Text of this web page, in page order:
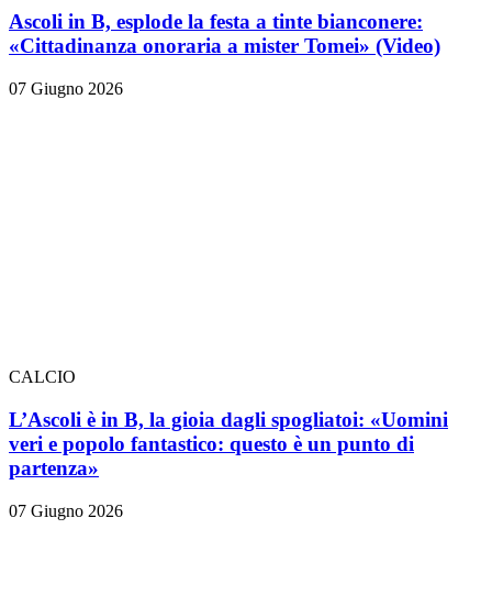
Ascoli in B, esplode la festa a tinte bianconere:
«Cittadinanza onoraria a mister Tomei» (Video)
07 Giugno 2026
CALCIO
L’Ascoli è in B, la gioia dagli spogliatoi: «Uomini
veri e popolo fantastico: questo è un punto di
partenza»
07 Giugno 2026